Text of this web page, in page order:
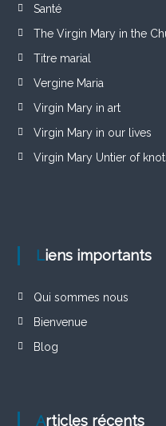
Santé
The Virgin Mary in the
Titre marial
Vergine Maria
Virgin Mary in art
Virgin Mary in our lives
Virgin Mary Untier of
Liens importants
Qui sommes nous
Bienvenue
Blog
Articles récents